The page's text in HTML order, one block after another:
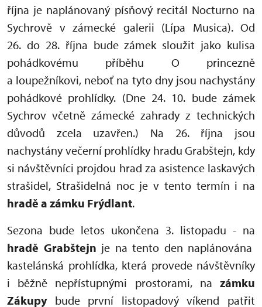
října je naplánovaný písňový recitál Nocturno na
Sychrově v zámecké galerii (Lípa Musica). Od
26. do 28. října bude zámek sloužit jako kulisa
pohádkovému příběhu O princezně
a loupežníkovi, neboť na tyto dny jsou nachystány
pohádkové prohlídky. (Dne 24. 10. bude zámek
Sychrov včetně zámecké zahrady z technických
důvodů zcela uzavřen.) Na 26. října jsou
nachystány večerní prohlídky hradu Grabštejn, kdy
si návštěvníci projdou hrad za asistence laskavých
strašidel, Strašidelná noc je v tento termín i na
hradě a zámku Frýdlant.
Sezona bude letos ukončena 3. listopadu - na
hradě Grabštejn je na tento den naplánována
kastelánská prohlídka, která provede návštěvníky
i běžně nepřístupnými prostorami, na zámku
Zákupybude první listopadový víkend patřit